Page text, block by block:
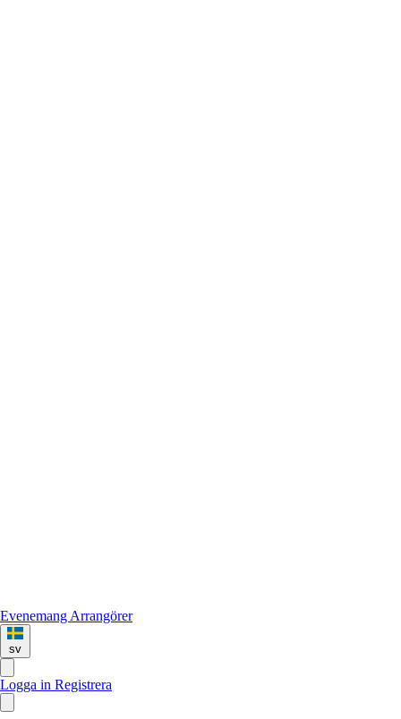
Evenemang Arrangörer
sv
Logga in Registrera